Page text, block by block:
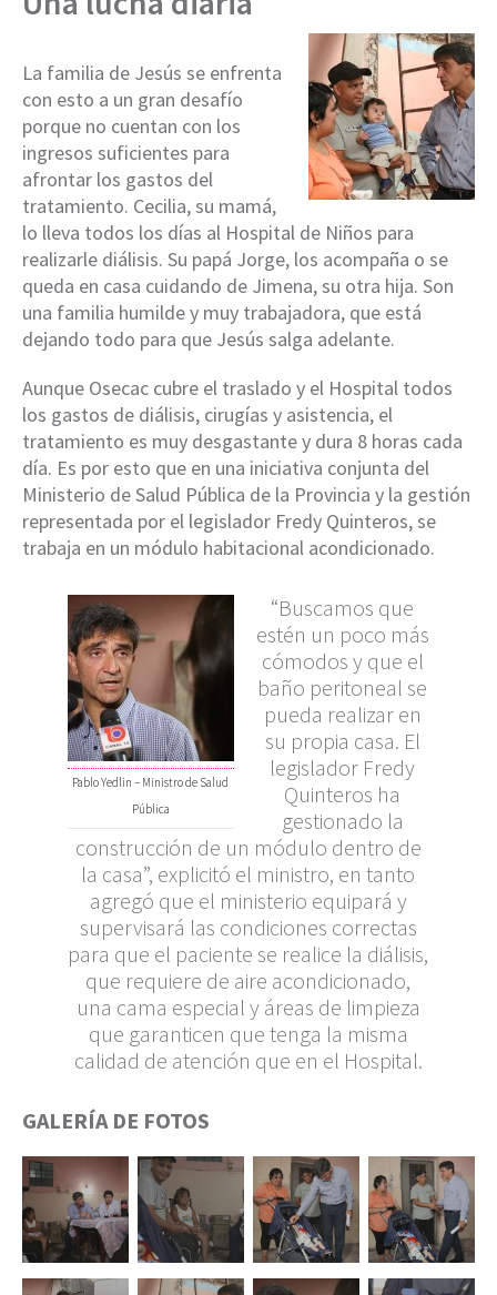
La familia de Jesús se enfrenta
con esto a un gran desafío
porque no cuentan con los
ingresos suficientes para
afrontar los gastos del
tratamiento. Cecilia, su mamá,
lo lleva todos los días al Hospital de Niños para
realizarle diálisis. Su papá Jorge, los acompaña o se
queda en casa cuidando de Jimena, su otra hija. Son
una familia humilde y muy trabajadora, que está
dejando todo para que Jesús salga adelante.
Aunque Osecac cubre el traslado y el Hospital todos
los gastos de diálisis, cirugías y asistencia, el
tratamiento es muy desgastante y dura 8 horas cada
día. Es por esto que en una iniciativa conjunta del
Ministerio de Salud Pública de la Provincia y la gestión
representada por el legislador Fredy Quinteros, se
trabaja en un módulo habitacional acondicionado.
Pablo Yedlin – Ministro de Salud
Pública
“Buscamos que
estén un poco más
cómodos y que el
baño peritoneal se
pueda realizar en
su propia casa. El
legislador Fredy
Quinteros ha
gestionado la
construcción de un módulo dentro de
la casa”, explicitó el ministro, en tanto
agregó que el ministerio equipará y
supervisará las condiciones correctas
para que el paciente se realice la diálisis,
que requiere de aire acondicionado,
una cama especial y áreas de limpieza
que garanticen que tenga la misma
calidad de atención que en el Hospital.
GALERÍA DE FOTOS